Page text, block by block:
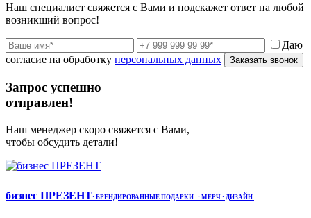
Наш специалист свяжется с Вами и подскажет ответ на любой
возникший вопрос!
Даю
согласие на обработку персональных данных Заказать звонок
Запрос успешно
отправлен!
Наш менеджер скоро свяжется с Вами,
чтобы обсудить детали!
бизнес ПРЕЗЕНТ· БРЕНДИРОВАННЫЕ ПОДАРКИ · МЕРЧ · ДИЗАЙН